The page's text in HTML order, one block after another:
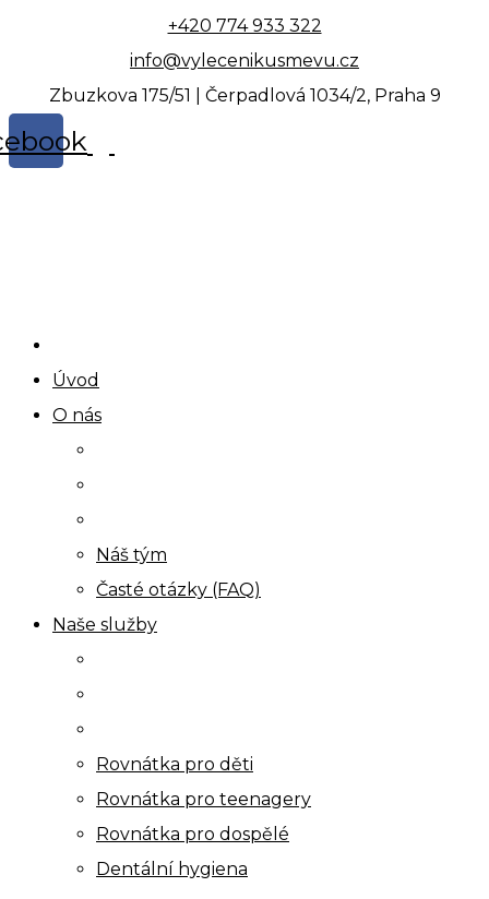
content
+420 774 933 322
info@vylecenikusmevu.cz
Zbuzkova 175/51 | Čerpadlová 1034/2, Praha 9
Úvod
O nás
Náš tým
Časté otázky (FAQ)
Naše služby
Rovnátka pro děti
Rovnátka pro teenagery
Rovnátka pro dospělé
Dentální hygiena